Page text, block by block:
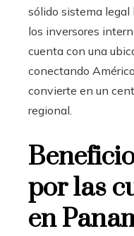
sólido sistema
los inversores
cuenta con una
conectando
convierte en un
regional.
por las
en